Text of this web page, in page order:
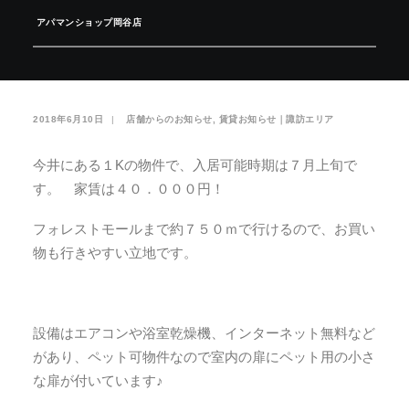
アパマンショップ岡谷店
2018年6月10日 | 店舗からのお知らせ 賃貸お知らせ｜諏訪エリア
今井にある１Kの物件で、入居可能時期は７月上旬で
す。 家賃は４０．０００円！
フォレストモールまで約７５０ｍで行けるので、お買い
物も行きやすい立地です。
設備はエアコンや浴室乾燥機、インターネット無料など
があり、ペット可物件なので室内の扉にペット用の小さ
な扉が付いています♪